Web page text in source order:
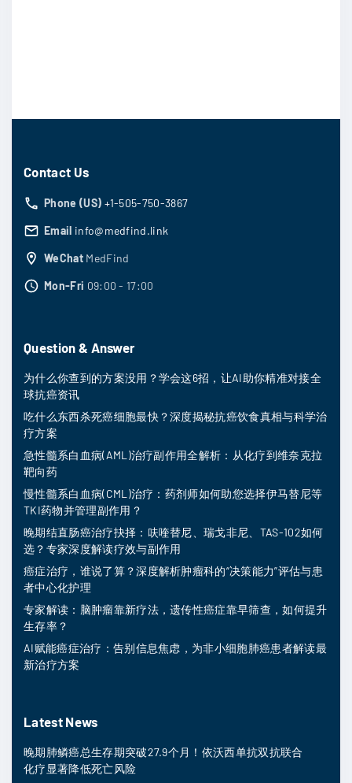
Contact Us
Phone (US) +1-505-750-3867
Email info@medfind.link
WeChat MedFind
Mon-Fri 09:00 - 17:00
Question & Answer
为什么你查到的方案没用？学会这6招，让AI助你精准对接全
球抗癌资讯
吃什么东西杀死癌细胞最快？深度揭秘抗癌饮食真相与科学治
疗方案
急性髓系白血病(AML)治疗副作用全解析：从化疗到维奈克拉
靶向药
慢性髓系白血病(CML)治疗：药剂师如何助您选择伊马替尼等
TKI药物并管理副作用？
晚期结直肠癌治疗抉择：呋喹替尼、瑞戈非尼、TAS-102如何
选？专家深度解读疗效与副作用
癌症治疗，谁说了算？深度解析肿瘤科的“决策能力”评估与患
者中心化护理
专家解读：脑肿瘤靠新疗法，遗传性癌症靠早筛查，如何提升
生存率？
AI赋能癌症治疗：告别信息焦虑，为非小细胞肺癌患者解读最
新治疗方案
Latest News
晚期肺鳞癌总生存期突破27.9个月！依沃西单抗双抗联合
化疗显著降低死亡风险